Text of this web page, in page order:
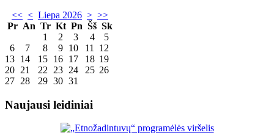
<< < Liepa 2026 > >>
Pr An Tr Kt Pn Šš Sk
1
2 3 4
5
6
7 8 9 10 11
12
13 14 15 16 17 18 19
20 21 22 23 24 25 26
27 28 29 30 31
Naujausi leidiniai